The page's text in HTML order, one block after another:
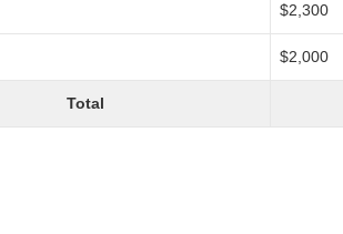
Total
$2,300
$2,000